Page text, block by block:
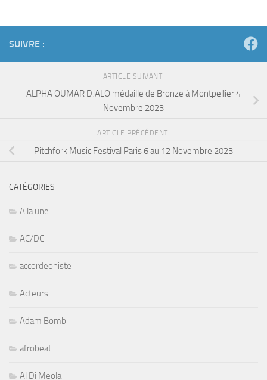
SUIVRE :
ARTICLE SUIVANT
ALPHA OUMAR DJALO médaille de Bronze à Montpellier 4
Novembre 2023
ARTICLE PRÉCÉDENT
Pitchfork Music Festival Paris 6 au 12 Novembre 2023
CATÉGORIES
A la une
AC/DC
accordeoniste
Acteurs
Adam Bomb
afrobeat
Al Di Meola